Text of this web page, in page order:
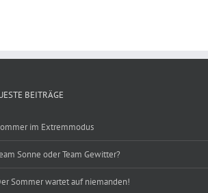
BEITRÄGE
im Extremmodus
Sonne oder Team Gewitter?
Sommer wartet auf niemanden!